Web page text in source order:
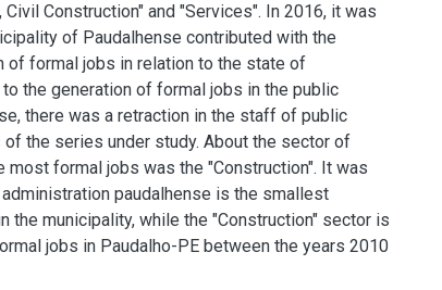
Construction" and "Services". In 2016, it was
of Paudalhense contributed with the
of formal jobs in relation to the state of
to the generation of formal jobs in the public
there was a retraction in the staff of public
the series under study. About the sector of
most formal jobs was the "Construction". It was
paudalhense is the smallest
the municipality, while the "Construction" sector is
jobs in Paudalho-PE between the years 2010